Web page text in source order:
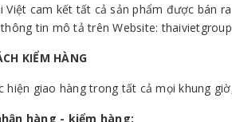
Việt cam kết tất cả sản phẩm được bán
tin mô tả trên Website:
KIỂM HÀNG
hiện giao hàng trong tất cả mọi khung
hàng - kiểm hàng: